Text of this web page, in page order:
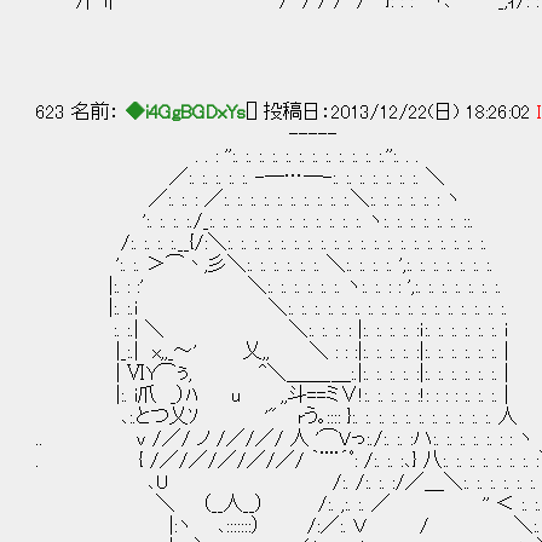
623 名前： ◆i4GgBGDxYs [] 投稿日：2013/12/22(日) 18:26:02
-----
. . : '':. :. :. :. :. :. :. :. :. :. :. :.'':. . .
／:. :. :. :. :. -―…―-:. :. :. :. :. :. :. ＼
／:. :. : ／:. :. :. :. :. :. :. :. :. :.＼:. :. :. :. :. : ヽ
':. :. :. :./_:. :. :. :. :. :. :. :. :. :. :. :. ヽ:. :. :. :. :. :. ::.
/:. :. :. :.__{/:＼:. :. :. :. :. :. :. :. :. :. :. :. :. :. :. :. :. :. :. :.
':. :. ＞⌒丶,彡＼:. :. :. :. :. :. ＼:. :. :. :. ',:. :. :. :. :. :. :.
|:. : :' ＼:. :. :. :. :. :. ヽ:. :. : : ',:. :. :. :. :. :. :.
|:. :.i ＼:. :. :. :. :. :. :. :. :. :. :. :. :. :. :. :. :.
:. :.| ＼ ＼:. :. :. : |:. :. :. :. :ｉ:. :. :. :. :. :. i う、
|_:.| x,,_～' 乂,, ＼ : : :|:. :. :. :. :|:. :. :. :. :. :. | 結
| ⅥY⌒ぅ, ^＼＿＿_＿:.|:. :. :. :. :|:. :. :. :. :. :. |
|:. i爪 _）ﾊ u ,,斗==ミ∨!:. :. :. :. :!: : : : :. :. :. |
､:.とつ乂ｿ '" rう｡:::: }:. :. :. :. :. :. :. :. :. :. :. 人
.. v /／/ ノ /／/／/ 人 '⌒Vっ:./:. :. :ハ:. :. :. :. :. : : ヽ
. { /／/／/／/／/／/ ｀¨¨´ﾟ: /:. :. :､} 八:. :. :. :. :. :. :. :
､U /:. /:. :. :/／＿＼:. :. :. :. :. :. :.
＼ （__人__） /:. ,:. :. ／ '' ＜ :. :. :.
|:ヽ ､:::::::） /:／:. Ｖ / ＼:. :. :.